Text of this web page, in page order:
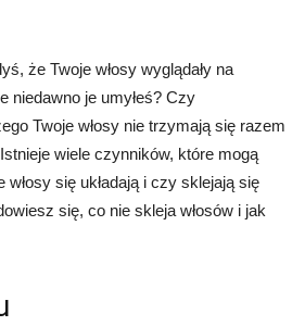
że Twoje włosy wyglądały na
niedawno je umyłeś? Czy
Twoje włosy nie trzymają się razem
wiele czynników, które mogą
włosy się układają i czy sklejają się
się, co nie skleja włosów i jak